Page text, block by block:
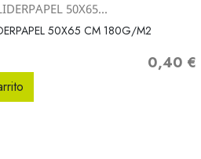
Vista rápida
50X65...
50X65 CM 180G/M2
Precio
0,40 €